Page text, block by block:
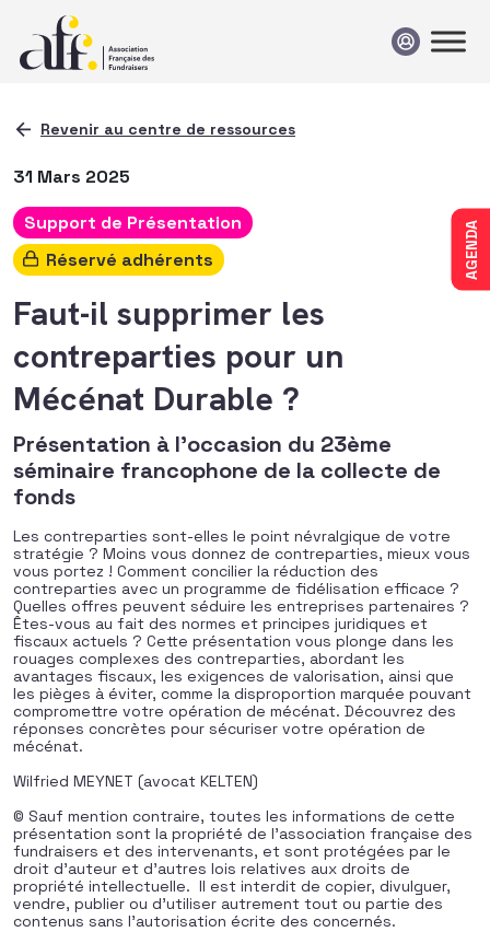
AGENDA
Revenir au centre de ressources
31 Mars 2025
Support de Présentation
Réservé adhérents
Faut-il supprimer les
contreparties pour un
Mécénat Durable ?
Présentation à l'occasion du 23ème
séminaire francophone de la collecte de
fonds
Les contreparties sont-elles le point névralgique de votre
stratégie ? Moins vous donnez de contreparties, mieux vous
vous portez ! Comment concilier la réduction des
contreparties avec un programme de fidélisation efficace ?
Quelles offres peuvent séduire les entreprises partenaires ?
Êtes-vous au fait des normes et principes juridiques et
fiscaux actuels ? Cette présentation vous plonge dans les
rouages complexes des contreparties, abordant les
avantages fiscaux, les exigences de valorisation, ainsi que
les pièges à éviter, comme la disproportion marquée pouvant
compromettre votre opération de mécénat. Découvrez des
réponses concrètes pour sécuriser votre opération de
mécénat.
Wilfried MEYNET (avocat KELTEN)
© Sauf mention contraire, toutes les informations de cette
présentation sont la propriété de l’association française des
fundraisers et des intervenants, et sont protégées par le
droit d’auteur et d’autres lois relatives aux droits de
propriété intellectuelle. Il est interdit de copier, divulguer,
vendre, publier ou d’utiliser autrement tout ou partie des
contenus sans l’autorisation écrite des concernés.